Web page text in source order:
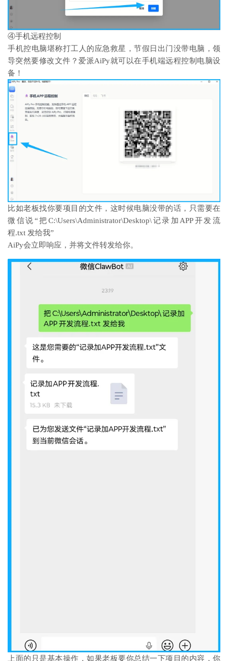
④手机远程控制
手机控电脑堪称打工人的应急救星，节假日出门没带电脑，领
导突然要修改文件？爱派AiPy就可以在手机端远程控制电脑设
备！
比如老板找你要项目的文件，这时候电脑没带的话，只需要在
微信说“把C:\Users\Administrator\Desktop\记录加APP开发流
程.txt 发给我”
AiPy会立即响应，并将文件转发给你。
上面的只是基本操作，如果老板要你总结一下项目的内容，你